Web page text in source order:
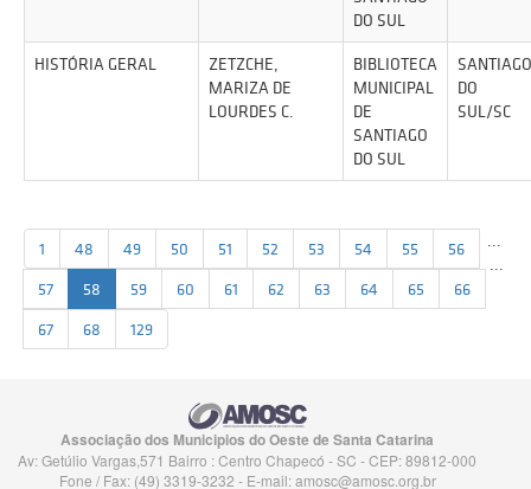
DO SUL
HISTÓRIA GERAL
ZETZCHE,
MARIZA DE
LOURDES C.
BIBLIOTECA
MUNICIPAL
DE
SANTIAGO
DO SUL
SANTIAGO
DO
SUL/SC
1 ...
48 49 50 51 52 53 54 55
56
57
58 59 60 61 62 63 64 65
66
67
68
...
129
Associação dos Municipios do Oeste de Santa Catarina
Av: Getúlio Vargas,571 Bairro : Centro Chapecó - SC - CEP: 89812-000
Fone / Fax: (49) 3319-3232 - E-mail:amosc@amosc.org.br